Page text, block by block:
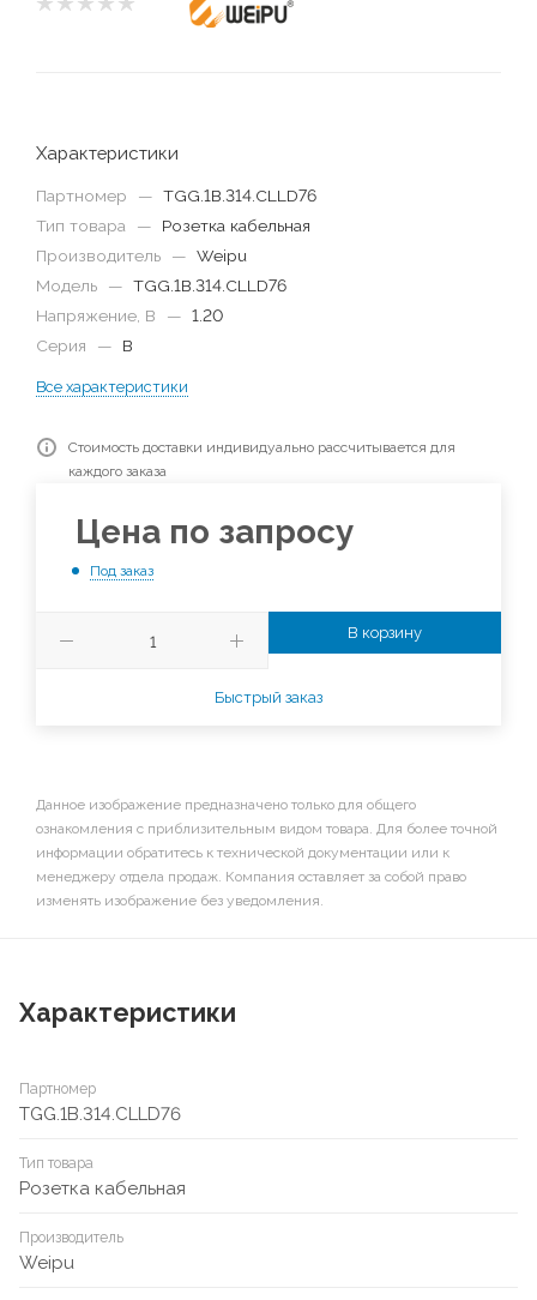
Характеристики
Партномер — TGG.1B.314.CLLD76
Тип товара
—
Розетка кабельная
Производитель
— Weipu
Модель
— TGG.1B.314.CLLD76
Напряжение, В
— 1.20
Серия
— B
Все характеристики
Стоимость доставки индивидуально рассчитывается для
каждого заказа
Цена по запросу
Под заказ
В корзину
Быстрый заказ
Данное изображение предназначено только для общего
ознакомления с приблизительным видом товара. Для более точной
информации обратитесь к технической документации или к
менеджеру отдела продаж. Компания оставляет за собой право
изменять изображение без уведомления.
Характеристики
Партномер
TGG.1B.314.CLLD76
Тип товара
Розетка кабельная
Производитель
Weipu